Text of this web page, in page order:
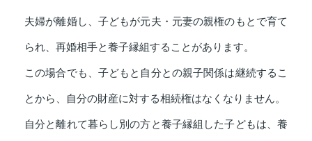
夫婦が離婚し、子どもが元夫・元妻の親権のもとで育て
られ、再婚相手と養子縁組することがあります。
この場合でも、子どもと自分との親子関係は継続するこ
とから、自分の財産に対する相続権はなくなりません。
自分と離れて暮らし別の方と養子縁組した子どもは、養